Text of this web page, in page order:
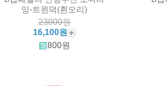
잉-트윈덕(흰오리)
23000원
16,100원
800원